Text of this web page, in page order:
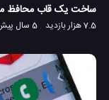
ساخت یک قاب محافظ
7.5 هزار بازدید 5 سال پیش